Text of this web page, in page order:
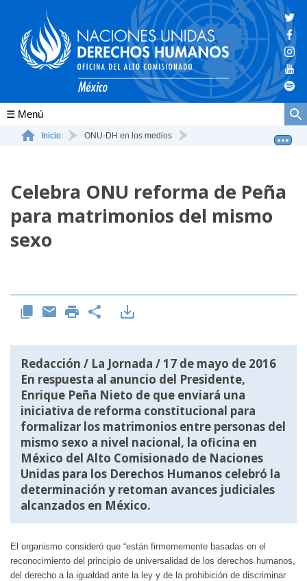
Conócenos
La ONU-DH en México
Vacantes ONU-DH México
ONU-DH en el tiempo
Inicio ONU-DH en los medios
Celebra ONU reforma de Peña
para matrimonios del mismo
sexo
Redacción / La Jornada / 17 de mayo de 2016
En respuesta al anuncio del Presidente,
Enrique Peña Nieto de que enviará una
iniciativa de reforma constitucional para
formalizar los matrimonios entre personas del
mismo sexo a nivel nacional, la oficina en
México del Alto Comisionado de Naciones
Unidas para los Derechos Humanos celebró la
determinación y retoman avances judiciales
alcanzados en México.
El organismo consideró que “están firmememente basadas en el
reconocimiento del principio de universalidad de los derechos humanos,
del derecho a la igualdad ante la ley y de la prohibición de discriminar